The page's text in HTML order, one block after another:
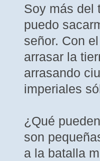
Soy más del
puedo
señor. Con
arrasar la
arrasando
imperiales
¿Qué
son
a la batalla